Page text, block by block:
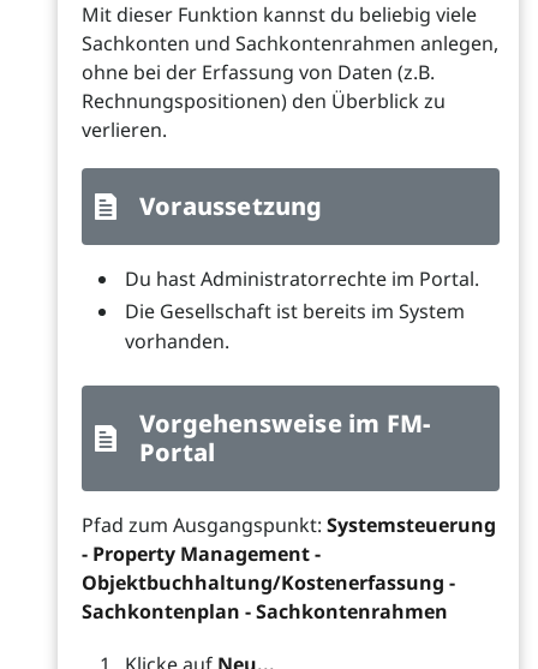
Mit dieser Funktion kannst du beliebig viele
Sachkonten und Sachkontenrahmen anlegen,
ohne bei der Erfassung von Daten (z.B.
Rechnungspositionen) den Überblick zu
verlieren.
Voraussetzung
Du hast Administratorrechte im Portal.
Die Gesellschaft ist bereits im System
vorhanden.
Vorgehensweise im FM-
Portal
Pfad zum Ausgangspunkt: Systemsteuerung
- Property Management -
Objektbuchhaltung/Kostenerfassung -
Sachkontenplan - Sachkontenrahmen